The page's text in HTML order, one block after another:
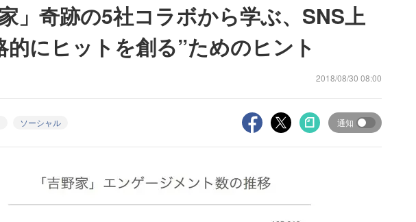
家」奇跡の5社コラボから学ぶ、SNS上
的にヒットを創る”ためのヒント
2018/08/30 08:00
ソーシャル 通知